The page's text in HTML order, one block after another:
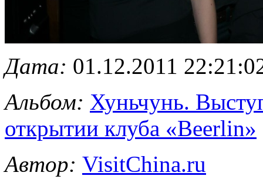
Дата: 01.12.2011
Альбом: Хуньчунь.
открытии клуба «Beerlin»
Автор: VisitChina.ru